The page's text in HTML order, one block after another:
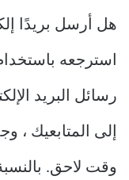
هل أرسل بريدًا
استرجعه
رسائل البريد
إلى المتابعيك ،
وقت لاحق.